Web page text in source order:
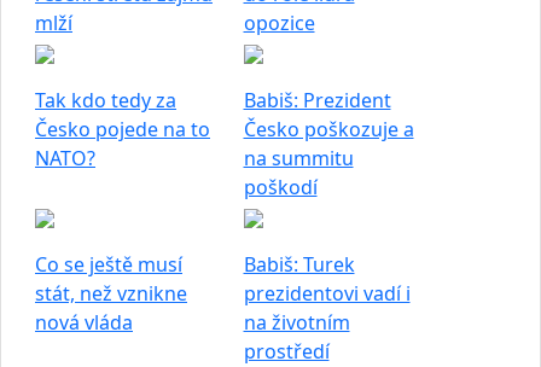
mlží
opozice
Tak kdo tedy za
Česko pojede na to
NATO?
Babiš: Prezident
Česko poškozuje a
na summitu
poškodí
Co se ještě musí
stát, než vznikne
nová vláda
Babiš: Turek
prezidentovi vadí i
na životním
prostředí